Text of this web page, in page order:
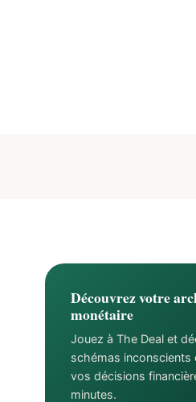
Découvrez votre
monétaire
Jouez à The Deal et
schémas inconscients
vos décisions
minutes.